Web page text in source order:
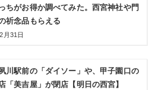
ちがお得か調べてみた。西宮神社や門
祈念品もらえる
月31日
川駅前の「ダイソー」や、甲子園口の
「美吉屋」が閉店【明日の西宮】